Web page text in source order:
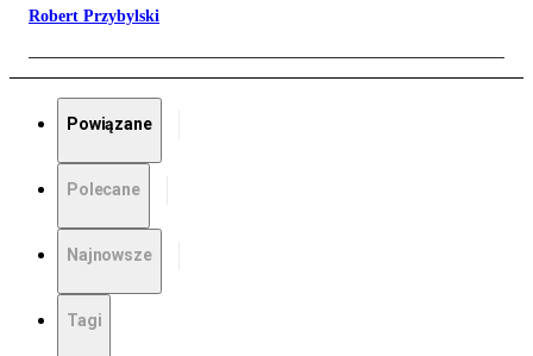
Robert Przybylski
Powiązane
Polecane
Najnowsze
Tagi